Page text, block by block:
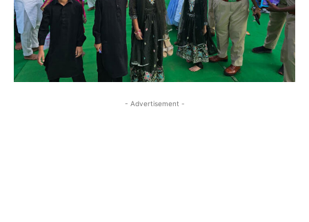
- Advertisement -